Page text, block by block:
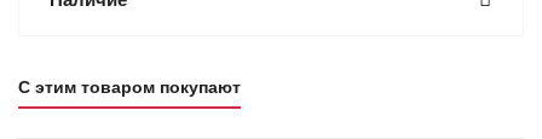
С этим товаром покупают